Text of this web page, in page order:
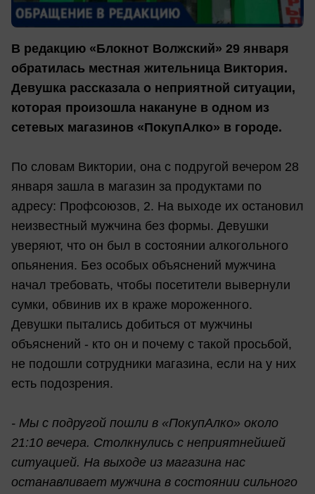
В редакцию «Блокнот Волжский» 29 января
обратилась местная жительница Виктория.
Девушка рассказала о неприятной ситуации,
которая произошла накануне в одном из
сетевых магазинов «ПокупАлко» в городе.
По словам Виктории, она с подругой вечером 28
января зашла в магазин за продуктами по
адресу: Профсоюзов, 2. На выходе их остановил
неизвестный мужчина без формы. Девушки
уверяют, что он был в состоянии алкогольного
опьянения. Без особых объяснений мужчина
начал требовать, чтобы посетители вывернули
сумки, обвинив их в краже мороженного.
Девушки пытались добиться от мужчины
объяснений - кто он и почему с такой просьбой,
не подошли сотрудники магазина, если на у них
есть подозрения.
- Мы с подругой пошли в «ПокупАлко» около
21:10 вечера. Столкнулись с неприятнейшей
ситуацией. На выходе из магазина нас
останавливает мужчина в состоянии сильного